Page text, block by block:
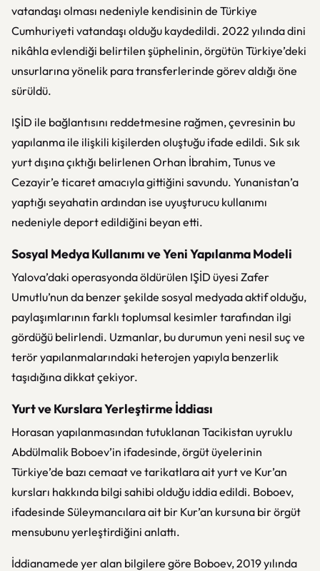
vatandaşı olması nedeniyle kendisinin de Türkiye
Cumhuriyeti vatandaşı olduğu kaydedildi. 2022 yılında dini
nikâhla evlendiği belirtilen şüphelinin, örgütün Türkiye’deki
unsurlarına yönelik para transferlerinde görev aldığı öne
sürüldü.
IŞİD ile bağlantısını reddetmesine rağmen, çevresinin bu
yapılanma ile ilişkili kişilerden oluştuğu ifade edildi. Sık sık
yurt dışına çıktığı belirlenen Orhan İbrahim, Tunus ve
Cezayir’e ticaret amacıyla gittiğini savundu. Yunanistan’a
yaptığı seyahatin ardından ise uyuşturucu kullanımı
nedeniyle deport edildiğini beyan etti.
Sosyal Medya Kullanımı ve Yeni Yapılanma Modeli
Yalova’daki operasyonda öldürülen IŞİD üyesi Zafer
Umutlu’nun da benzer şekilde sosyal medyada aktif olduğu,
paylaşımlarının farklı toplumsal kesimler tarafından ilgi
gördüğü belirlendi. Uzmanlar, bu durumun yeni nesil suç ve
terör yapılanmalarındaki heterojen yapıyla benzerlik
taşıdığına dikkat çekiyor.
Yurt ve Kurslara Yerleştirme İddiası
Horasan yapılanmasından tutuklanan Tacikistan uyruklu
Abdülmalik Boboev’in ifadesinde, örgüt üyelerinin
Türkiye’de bazı cemaat ve tarikatlara ait yurt ve Kur’an
kursları hakkında bilgi sahibi olduğu iddia edildi. Boboev,
ifadesinde Süleymancılara ait bir Kur’an kursuna bir örgüt
mensubunu yerleştirdiğini anlattı.
İddianamede yer alan bilgilere göre Boboev, 2019 yılında